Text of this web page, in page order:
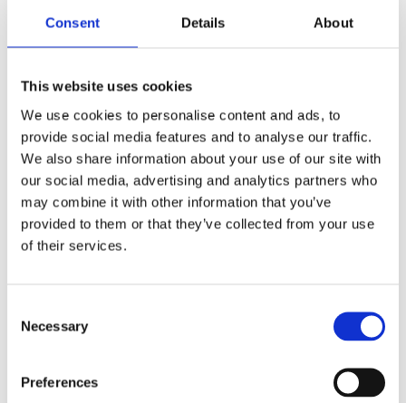
Consent Details About
This website uses cookies
We use cookies to personalise content and ads, to
provide social media features and to analyse our traffic.
We also share information about your use of our site with
our social media, advertising and analytics partners who
may combine it with other information that you’ve
provided to them or that they’ve collected from your use
of their services.
Selection
Necessary
Preferences
til det yngre – men alt vil være nøje udvalgt.
Collaborations vil tage nogle andre kunstneriske
tematikker op og forsøge at gøre tingene en lille smule
anderledes. Det er blandt andet meget vigtigt for os, at en
kunstudstilling ikke allerede stopper med ferniseringen.
Der skal skabes oplevelser omkring den igennem hele
forløbet og også i den forbindelse har vi tænkt os at
trække på vores netværk. Vi vil nemlig så gerne forsøge